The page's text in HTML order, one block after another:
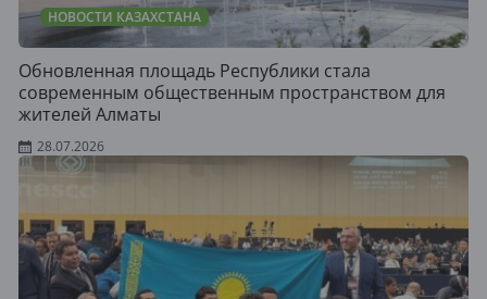
НОВОСТИ КАЗАХСТАНА
Обновленная площадь Республики стала
современным общественным пространством для
жителей Алматы
28.07.2026